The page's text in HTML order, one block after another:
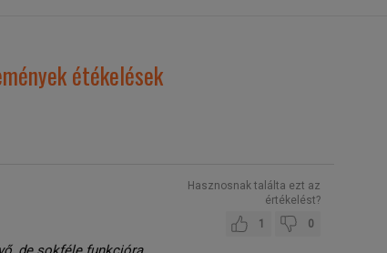
étékelések
Hasznosnak találta ezt az
értékelést?
0
1